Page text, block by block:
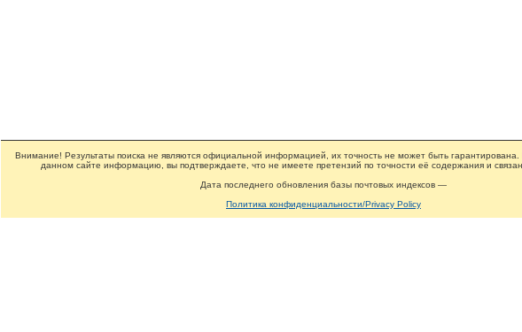
Внимание! Результаты поиска не являются официальной информацией, их точность не может быть гарантирована.
данном сайте информацию, вы подтверждаете, что не имеете претензий по точности её содержания и
Дата последнего обновления базы почтовых индексов —
Политика конфиденциальности/Privacy Policy